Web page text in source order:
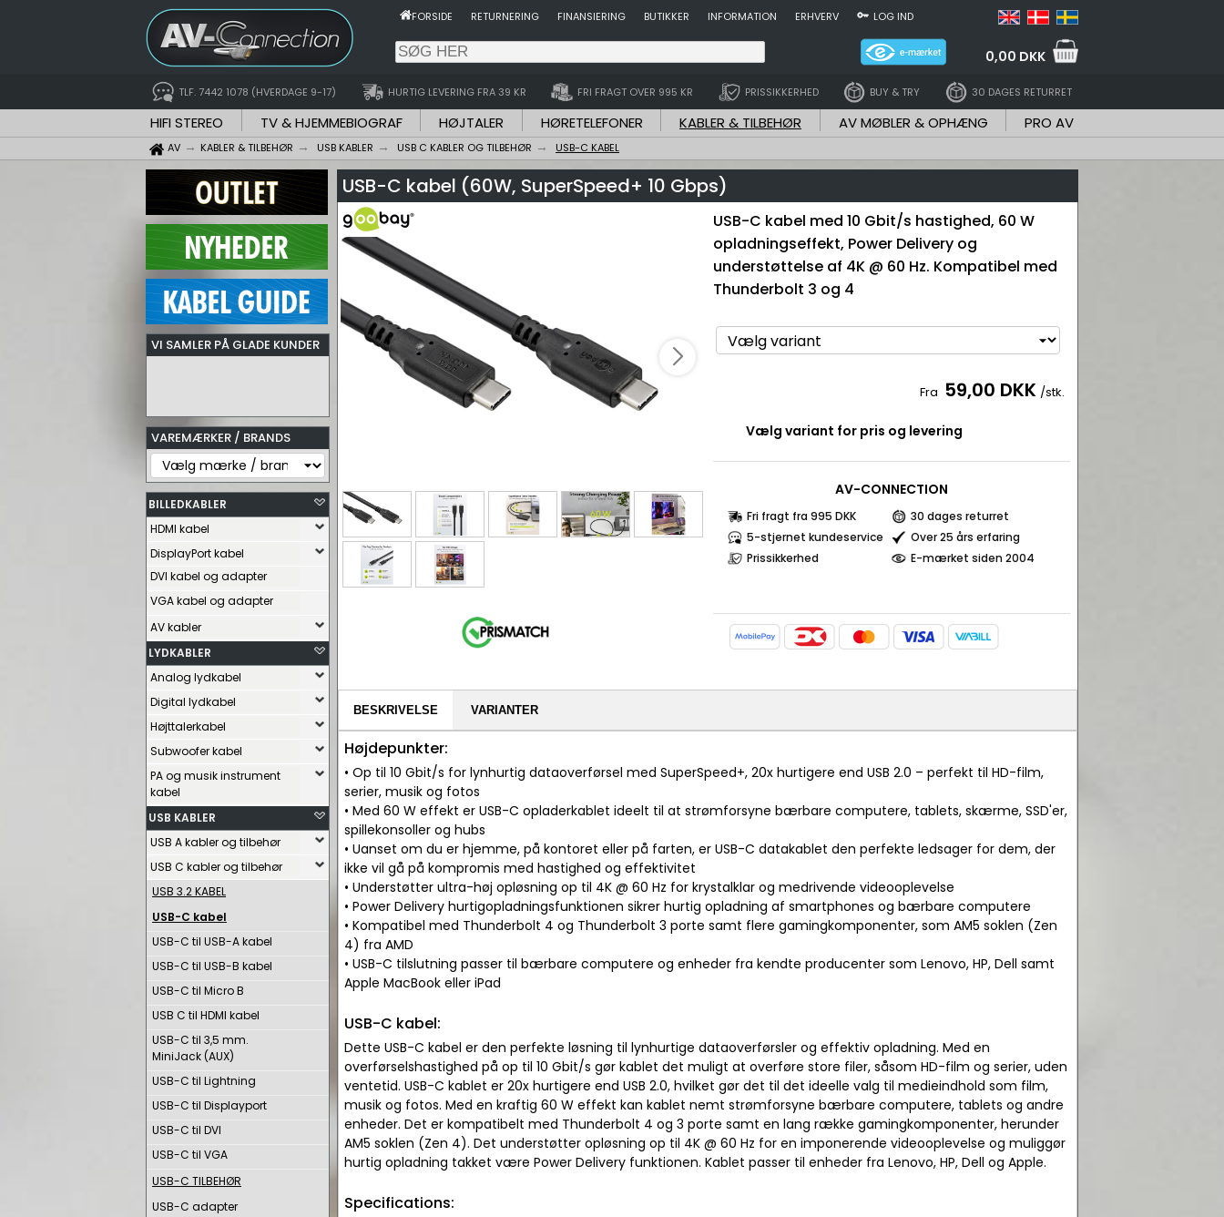
FORSIDE RETURNERING FINANSIERING BUTIKKER INFORMATION ERHVERV LOG IND
0,00 DKK
TLF. 7442 1078 (HVERDAGE 9-17) HURTIG LEVERING FRA 39 KR FRI FRAGT OVER 995 KR PRISSIKKERHED BUY & TRY 30 DAGES RETURRET
HIFI STEREO TV & HJEMMEBIOGRAF HØJTALER HØRETELEFONER KABLER & TILBEHØR AV MØBLER & OPHÆNG PRO AV
AV KABLER & TILBEHØR USB KABLER USB C KABLER OG TILBEHØR USB-C KABEL
VI SAMLER PÅ GLADE KUNDER
VAREMÆRKER / BRANDS
BILLEDKABLER
HDMI kabel
DisplayPort kabel
DVI kabel og adapter
VGA kabel og adapter
AV kabler
LYDKABLER
Analog lydkabel
Digital lydkabel
Højttalerkabel
Subwoofer kabel
PA og musik instrument
kabel
USB KABLER
USB A kabler og tilbehør
USB C kabler og tilbehør
USB 3.2 KABEL
USB-C kabel
USB-C til USB-A kabel
USB-C til USB-B kabel
USB-C til Micro B
USB C til HDMI kabel
USB-C til 3,5 mm.
MiniJack (AUX)
USB-C til Lightning
USB-C til Displayport
USB-C til DVI
USB-C til VGA
USB-C TILBEHØR
USB-C adapter
USB-C kabel (60W, SuperSpeed+ 10 Gbps)
USB-C kabel med 10 Gbit/s hastighed, 60 W
opladningseffekt, Power Delivery og
understøttelse af 4K @ 60 Hz. Kompatibel med
Thunderbolt 3 og 4
Fra 59,00 DKK /stk.
Vælg variant for pris og levering
AV-CONNECTION
Fri fragt fra 995 DKK
30 dages returret
5-stjernet kundeservice
Over 25 års erfaring
Prissikkerhed
E-mærket siden 2004
BESKRIVELSE VARIANTER
Højdepunkter:
• Op til 10 Gbit/s for lynhurtig dataoverførsel med SuperSpeed+, 20x hurtigere end USB 2.0 – perfekt til HD-film,
serier, musik og fotos
• Med 60 W effekt er USB-C opladerkablet ideelt til at strømforsyne bærbare computere, tablets, skærme, SSD'er,
spillekonsoller og hubs
• Uanset om du er hjemme, på kontoret eller på farten, er USB-C datakablet den perfekte ledsager for dem, der
ikke vil gå på kompromis med hastighed og effektivitet
• Understøtter ultra-høj opløsning op til 4K @ 60 Hz for krystalklar og medrivende videooplevelse
• Power Delivery hurtigopladningsfunktionen sikrer hurtig opladning af smartphones og bærbare computere
• Kompatibel med Thunderbolt 4 og Thunderbolt 3 porte samt flere gamingkomponenter, som AM5 soklen (Zen
4) fra AMD
• USB-C tilslutning passer til bærbare computere og enheder fra kendte producenter som Lenovo, HP, Dell samt
Apple MacBook eller iPad
USB-C kabel:
Dette USB-C kabel er den perfekte løsning til lynhurtige dataoverførsler og effektiv opladning. Med en
overførselshastighed på op til 10 Gbit/s gør kablet det muligt at overføre store filer, såsom HD-film og serier, uden
ventetid. USB-C kablet er 20x hurtigere end USB 2.0, hvilket gør det til det ideelle valg til medieindhold som film,
musik og fotos. Med en kraftig 60 W effekt kan kablet nemt strømforsyne bærbare computere, tablets og andre
enheder. Det er kompatibelt med Thunderbolt 4 og 3 porte samt en lang række gamingkomponenter, herunder
AM5 soklen (Zen 4). Det understøtter opløsning op til 4K @ 60 Hz for en imponerende videooplevelse og muliggør
hurtig opladning takket være Power Delivery funktionen. Kablet passer til enheder fra Lenovo, HP, Dell og Apple.
Specifications: